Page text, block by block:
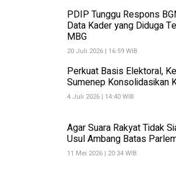
PDIP Tunggu Respons
Data Kader yang Diduga
MBG
20 Juli 2026 | 16:59 WIB
Perkuat Basis Elektoral,
Sumenep Konsolidasikan
4 Juli 2026 | 14:40 WIB
Agar Suara Rakyat Tidak
Usul Ambang Batas
11 Mei 2026 | 20:34 WIB